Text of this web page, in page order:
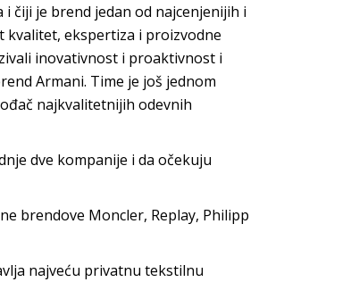
čiji je brend jedan od najcenjenijih i
kvalitet, ekspertiza i proizvodne
inovativnost i proaktivnost i
Armani. Time je još jednom
najkvalitetnijih odevnih
dve kompanije i da očekuju
brendove Moncler, Replay, Philipp
najveću privatnu tekstilnu